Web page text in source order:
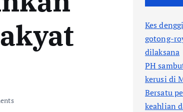
Kes
gotong-
dilaksana
PH
kerusi di
Bersatu
keahlian